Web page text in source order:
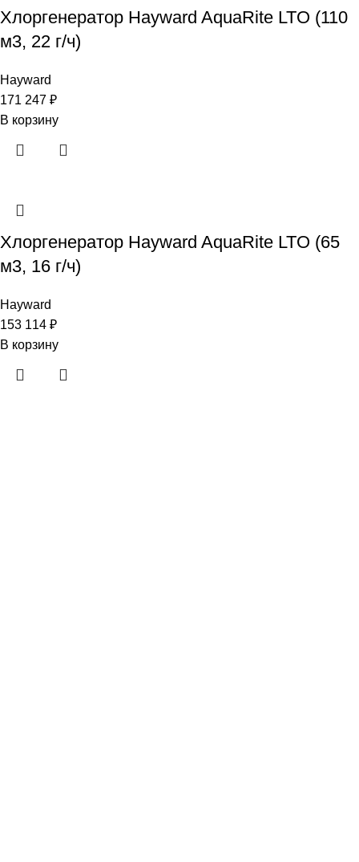
Хлоргенератор Hayward AquaRite LTO (110
м3, 22 г/ч)
Hayward
171 247 ₽
В корзину
Хлоргенератор Hayward AquaRite LTO (65
м3, 16 г/ч)
Hayward
153 114 ₽
В корзину